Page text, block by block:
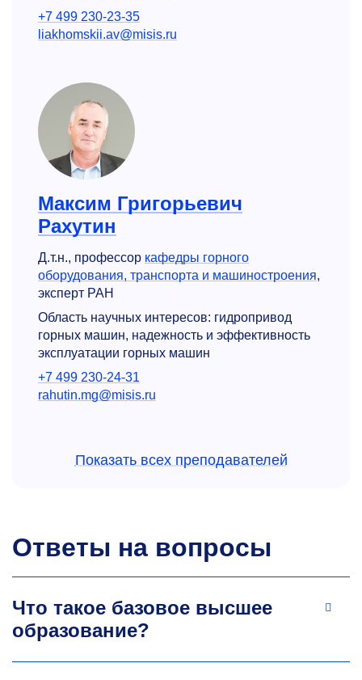
+7 499 230-23-35
liakhomskii.av@misis.ru
Максим Григорьевич
Рахутин
Д.т.н., профессор кафедры горного
оборудования, транспорта и машино­строения,
эксперт РАН
Область научных интересов: гидропривод
горных машин, надежность и эффективность
эксплуатации горных машин
+7 499 230-24-31
rahutin.mg@misis.ru
Леонид Александрович
К.т.н., профессоркафедры энергетики
и энергоэффек­тивности горной
Показать всех преподавателей
Ответы на вопросы
Что такое базовое высшее
образование?